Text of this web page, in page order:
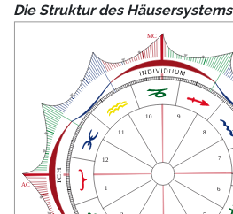
Die Struktur des Häusersystems